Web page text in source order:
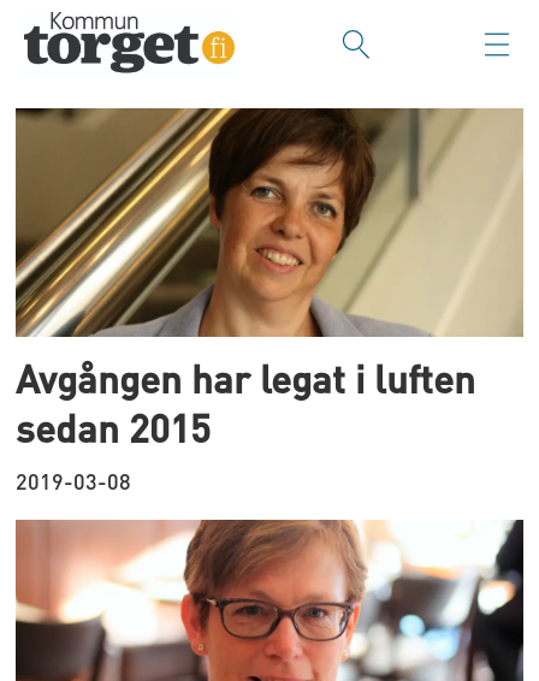
Tag:
regeringen
och
reformerna
faller
Avgången har legat i luften
sedan 2015
2019-03-08